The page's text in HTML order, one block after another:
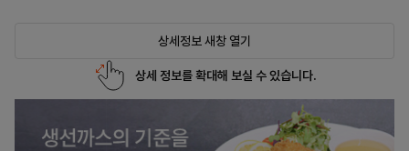
상세정보 새창 열기
상세 정보를 확대해 보실 수 있습니다.